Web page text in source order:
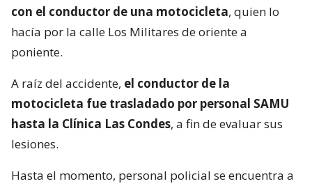
con el conductor de una motocicleta, quien lo
hacía por la calle Los Militares de oriente a
poniente.
A raíz del accidente, el conductor de la
motocicleta fue trasladado por personal SAMU
hasta la Clínica Las Condes, a fin de evaluar sus
lesiones.
Hasta el momento, personal policial se encuentra a